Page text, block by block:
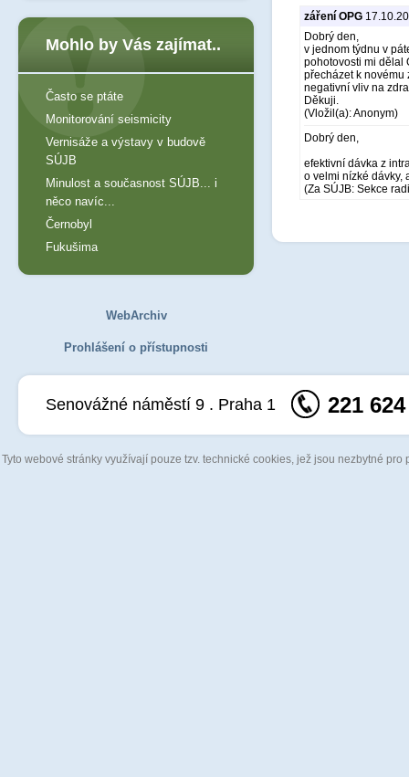
záření OPG
Dobrý den,
v jednom týdnu v
pohotovosti mi dělal
přecházet k novému
negativní vliv na
Děkuji.
(Vložil(a): Anonym)
Dobrý den,
efektivní dávka z
o velmi nízké dávky,
(Za SÚJB: Sekce
Mohlo by Vás zajímat..
Často se ptáte
Monitorování seismicity
Vernisáže a výstavy v budově
SÚJB
Minulost a současnost SÚJB... i
něco navíc...
Černobyl
Fukušima
WebArchiv
Prohlášení o přístupnosti
Senovážné náměstí 9 . Praha 1 221
Tyto webové stránky využívají pouze tzv. technické cookies, jež jsou nezbytné